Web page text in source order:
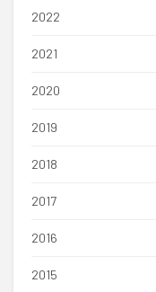
2022
2021
2020
2019
2018
2017
2016
2015